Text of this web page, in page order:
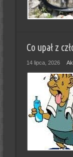
Co upał z
14 lipca, 2026